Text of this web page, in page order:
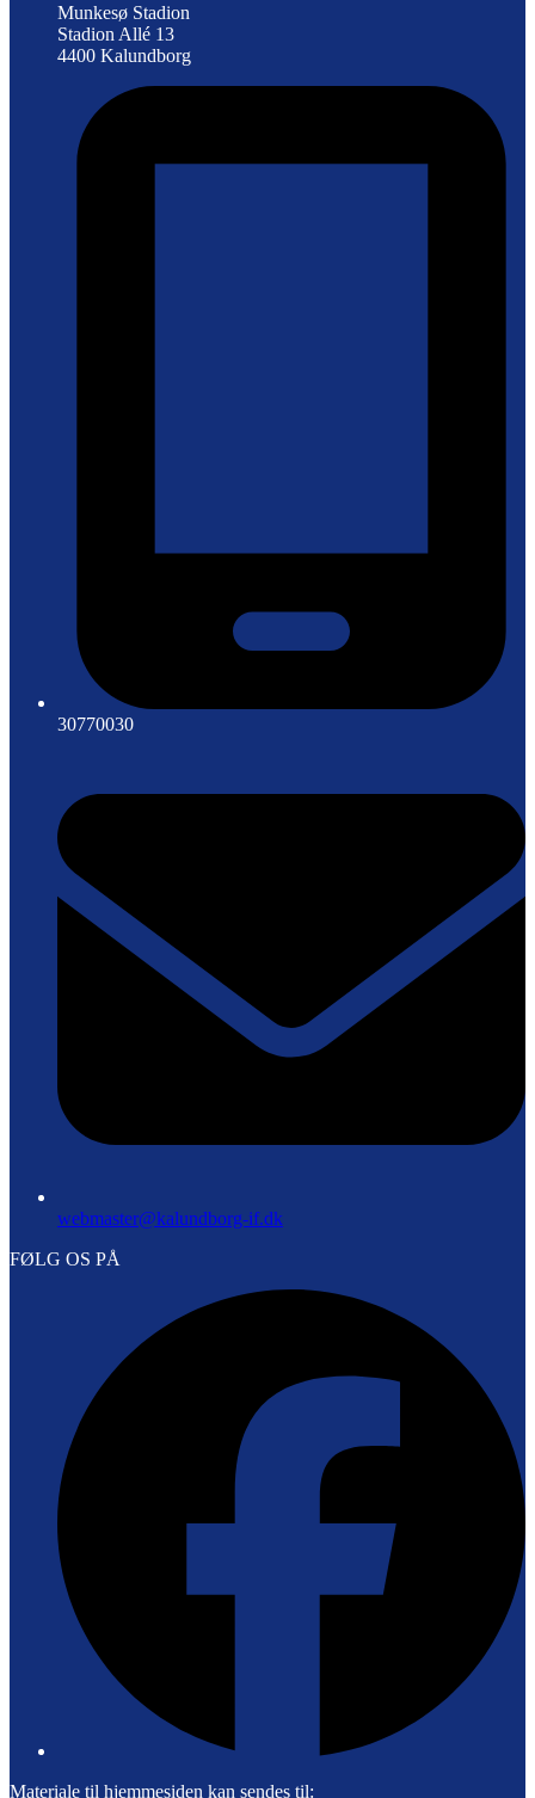
Munkesø Stadion
Stadion Allé 13
4400 Kalundborg
30770030
webmaster@kalundborg-if.dk
FØLG OS PÅ
Materiale til hjemmesiden kan sendes til: